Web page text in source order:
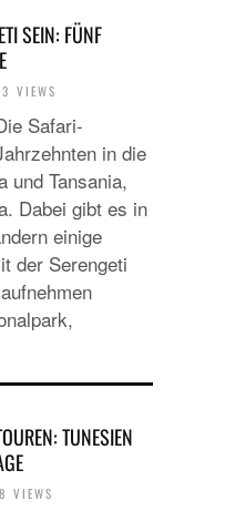
SEIN: FÜNF
VIEWS
Safari-
in die
und Tansania,
Dabei gibt es in
einige
der Serengeti
TUNESIEN
VIEWS